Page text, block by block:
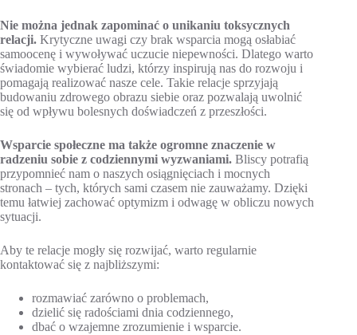
Nie można jednak zapominać o unikaniu toksycznych
relacji. Krytyczne uwagi czy brak wsparcia mogą osłabiać
samoocenę i wywoływać uczucie niepewności. Dlatego warto
świadomie wybierać ludzi, którzy inspirują nas do rozwoju i
pomagają realizować nasze cele. Takie relacje sprzyjają
budowaniu zdrowego obrazu siebie oraz pozwalają uwolnić
się od wpływu bolesnych doświadczeń z przeszłości.
Wsparcie społeczne ma także ogromne znaczenie w
radzeniu sobie z codziennymi wyzwaniami. Bliscy potrafią
przypomnieć nam o naszych osiągnięciach i mocnych
stronach – tych, których sami czasem nie zauważamy. Dzięki
temu łatwiej zachować optymizm i odwagę w obliczu nowych
sytuacji.
Aby te relacje mogły się rozwijać, warto regularnie
kontaktować się z najbliższymi:
rozmawiać zarówno o problemach,
dzielić się radościami dnia codziennego,
dbać o wzajemne zrozumienie i wsparcie.